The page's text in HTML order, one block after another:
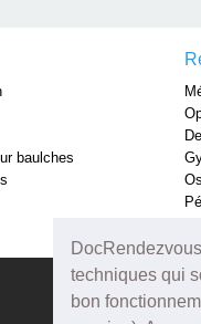
techniques qui
bon
baulches